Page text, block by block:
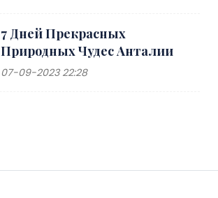
7 Дней Прекрасных
Природных Чудес Анталии
07-09-2023 22:28